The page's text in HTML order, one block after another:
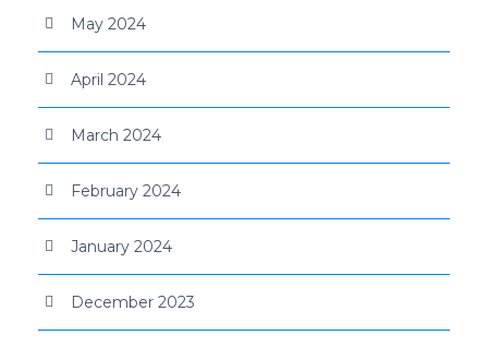
May 2024
April 2024
March 2024
February 2024
January 2024
December 2023